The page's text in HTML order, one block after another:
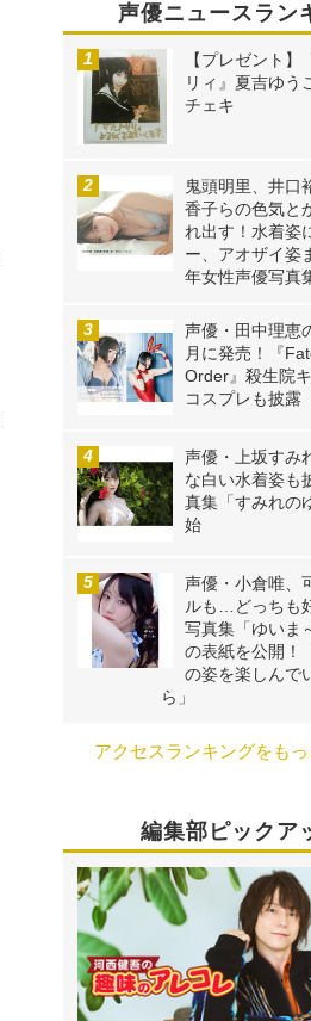
声優ニュースラン
【プレゼント】
リィ』夏吉ゆう
チェキ
鬼頭明里、井口
香子らの色気と
れ出す！水着姿
ー、アオザイ
年女性声優写真
声優・田中理恵
月に発売！『
Order』殺生院
コスプレも披露
声優・上坂すみ
な白い水着姿も
真集「すみれの
始
声優・小倉唯、
ルも…どっちも
写真集「ゆいま
の表紙を公開！
の姿を楽しんで
ら」
アクセスランキングをも
編集部ピックア